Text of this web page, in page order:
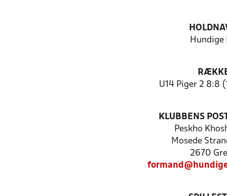
Hundige
U14 Piger 2 8:8
KLUBBENS
Peskho
Mosede
2670